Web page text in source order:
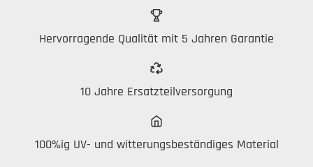
Hervorragende Qualität mit 5 Jahren Garantie
10 Jahre Ersatzteilversorgung
100%ig UV- und witterungsbeständiges Material